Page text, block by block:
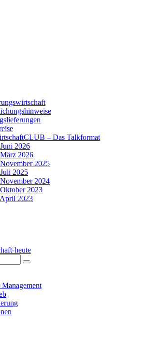
– Das Talkformat
2026
2026
2025
2025
2024
2023
2023
heute